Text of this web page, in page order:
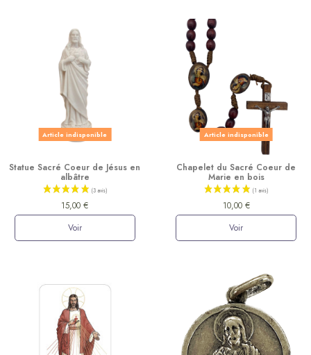
Article indisponible
Statue Sacré Coeur de Jésus en
albâtre
15,00 €
Voir
Article indisponible
Chapelet du Sacré Coeur de
Marie en bois
10,00 €
Voir